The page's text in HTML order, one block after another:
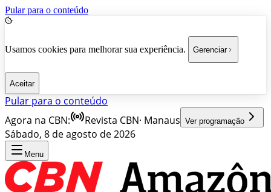
Pular para o conteúdo
Usamos cookies para melhorar sua experiência. Gerenciar
Aceitar
Pular para o conteúdo
Agora na CBN:
Revista CBN· Manaus Ver programação
Sábado, 8 de agosto de 2026
Menu